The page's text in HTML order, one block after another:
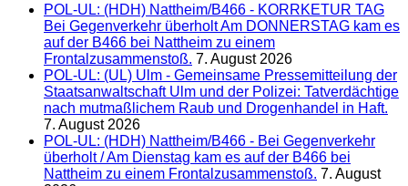
POL-UL: (HDH) Nattheim/B466 - KORRKETUR TAG
Bei Gegenverkehr überholt Am DONNERSTAG kam es
auf der B466 bei Nattheim zu einem
Frontalzusammenstoß. 7. August 2026
POL-UL: (UL) Ulm - Gemeinsame Pressemitteilung der
Staatsanwaltschaft Ulm und der Polizei: Tatverdächtige
nach mutmaßlichem Raub und Drogenhandel in Haft.
7. August 2026
POL-UL: (HDH) Nattheim/B466 - Bei Gegenverkehr
überholt / Am Dienstag kam es auf der B466 bei
Nattheim zu einem Frontalzusammenstoß. 7. August